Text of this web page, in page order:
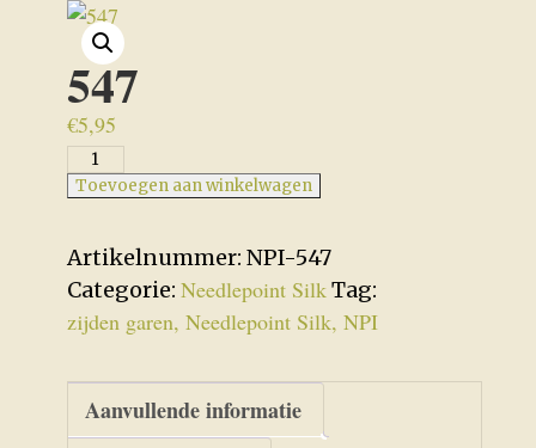
547
€5,95
547
aantal
Toevoegen aan winkelwagen
Artikelnummer: NPI-547
Categorie: Needlepoint SilkTag:
zijden garen, Needlepoint Silk, NPI
Aanvullende informatie